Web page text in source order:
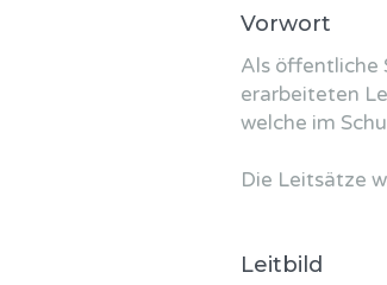
Vorwort
Als öffentliche
erarbeiteten
welche im
Die Leitsätze
Leitbild